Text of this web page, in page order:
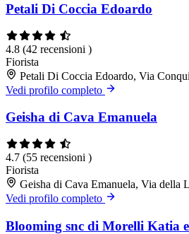
Petali Di Coccia Edoardo
4.8 (42 recensioni )
Fiorista
Petali Di Coccia Edoardo, Via
Vedi profilo completo
Geisha di Cava Emanuela
4.7 (55 recensioni )
Fiorista
Geisha di Cava Emanuela, Via della
Vedi profilo completo
Blooming snc di Morelli Katia